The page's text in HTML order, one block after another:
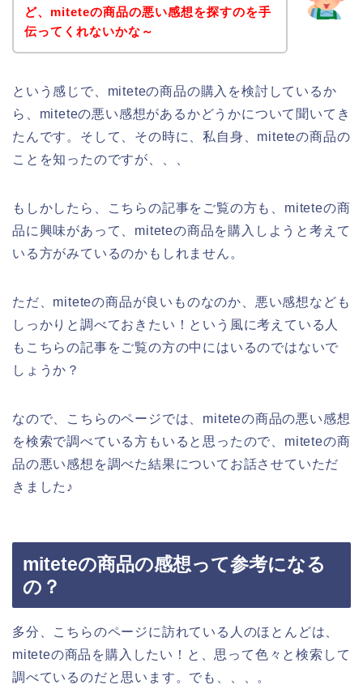
ど、miteteの商品の悪い感想を探すのを手
伝ってくれないかな～
という感じで、miteteの商品の購入を検討しているか
ら、miteteの悪い感想があるかどうかについて聞いてき
たんです。そして、その時に、私自身、miteteの商品の
ことを知ったのですが、、、
もしかしたら、こちらの記事をご覧の方も、miteteの商
品に興味があって、miteteの商品を購入しようと考えて
いる方がみているのかもしれません。
ただ、miteteの商品が良いものなのか、悪い感想なども
しっかりと調べておきたい！という風に考えている人
もこちらの記事をご覧の方の中にはいるのではないで
しょうか？
なので、こちらのページでは、miteteの商品の悪い感想
を検索で調べている方もいると思ったので、miteteの商
品の悪い感想を調べた結果についてお話させていただ
きました♪
miteteの商品の感想って参考になる
の？
多分、こちらのページに訪れている人のほとんどは、
miteteの商品を購入したい！と、思って色々と検索して
調べているのだと思います。でも、、、。